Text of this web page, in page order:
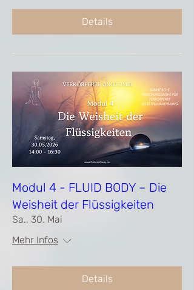
Details
Modul 4 - FLUID BODY – Die
Weisheit der Flüssigkeiten
Sa., 30. Mai
Mehr Infos
Details